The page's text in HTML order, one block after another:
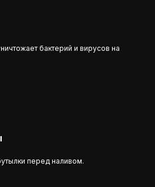
бактерий и вирусов на
перед наливом.